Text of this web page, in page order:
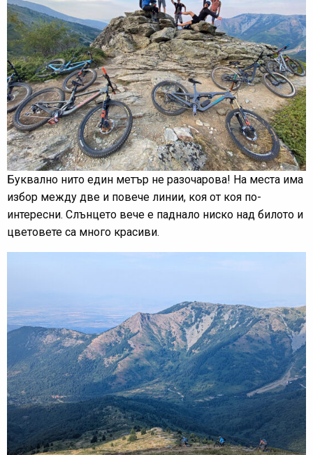
Буквално нито един метър не разочарова! На места има
избор между две и повече линии, коя от коя по-
интересни. Слънцето вече е паднало ниско над билото и
цветовете са много красиви.